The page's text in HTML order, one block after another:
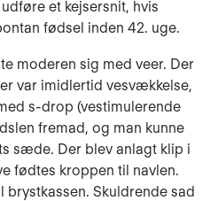
et kejsersnit, hvis
fødsel inden 42. uge.
moderen sig med veer. Der
var imidlertid vesvækkelse,
s-drop (vestimulerende
fremad, og man kunne
sæde. Der blev anlagt klip i
fødtes kroppen til navlen.
Skuldrende sad